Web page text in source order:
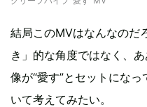
結局このMVはなんなの
き」的な角度ではなく、
像が“愛す”とセットにな
いて考えてみたい。